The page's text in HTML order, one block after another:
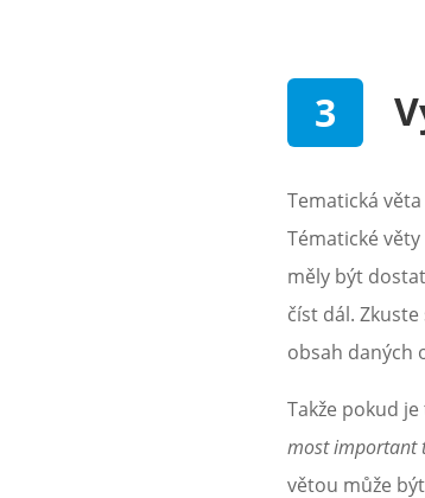
Tematická
Tématické
měly být
číst dál.
obsah daných
Takže pokud
most important
větou může být